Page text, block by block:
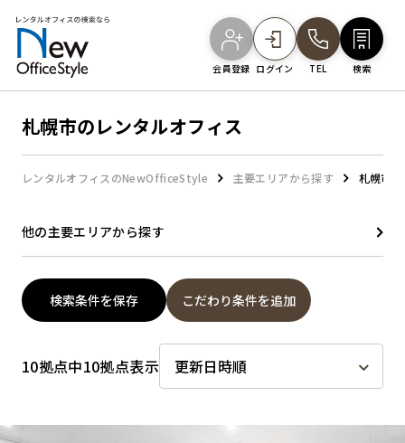
会員登録 ログイン TEL 検索
オフィスを探す
駅・路線から探す
地図から探す
キャンペーンから探す
札幌市のレンタルオフィス
レンタルオフィスのNewOfficeStyle 主要エリアから探す 札幌市
他の主要エリアから探す
検索条件を保存 こだわり条件を追加
10拠点中10拠点表示